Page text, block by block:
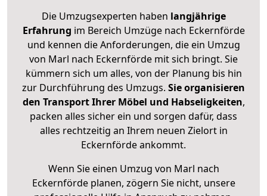
Die Umzugsexperten haben langjährige
Erfahrung im Bereich Umzüge nach Eckernförde
und kennen die Anforderungen, die ein Umzug
von Marl nach Eckernförde mit sich bringt. Sie
kümmern sich um alles, von der Planung bis hin
zur Durchführung des Umzugs. Sie organisieren
den Transport Ihrer Möbel und Habseligkeiten,
packen alles sicher ein und sorgen dafür, dass
alles rechtzeitig an Ihrem neuen Zielort in
Eckernförde ankommt.
Wenn Sie einen Umzug von Marl nach
Eckernförde planen, zögern Sie nicht, unsere